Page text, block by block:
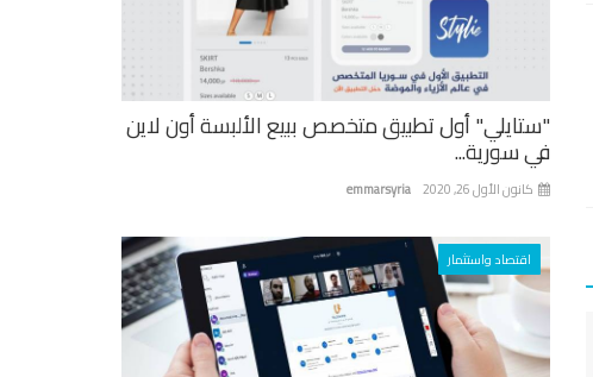
"ستايلي" أول تطبيق متخصص ببيع الألبسة أون لاين
في سورية...
emmarsyria كانون الأول 26, 2020
اقتصاد واستثمار